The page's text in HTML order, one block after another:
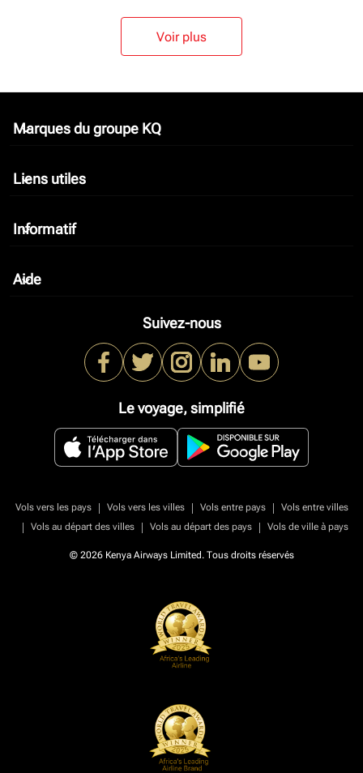
Voir plus
Marques du groupe KQ
keyboard_arrow_down
Liens utiles
keyboard_arrow_down
Informatif
keyboard_arrow_down
Aide
keyboard_arrow_down
Suivez-nous
Le voyage, simplifié
Vols vers les pays | Vols vers les villes | Vols entre pays |
Vols entre villes
|
Vols au départ des villes | Vols au départ des pays | Vols de ville à pays
© 2026 Kenya Airways Limited. Tous droits réservés